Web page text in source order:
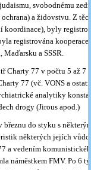
svobodnému
a židovstvu. Z
koordinace), byly
registrována kooperace
a SSSR.
Charty 77 v počtu 5 až 7
77 (vč. VONS a
analytiky
drogy (Jirous apod.)
březnu do styku s
některých jejích
a vedením
náměstkem FMV. Po 6